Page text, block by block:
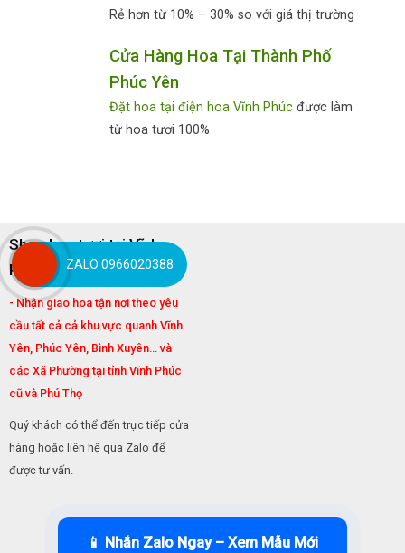
Rẻ hơn từ 10% – 30% so với giá thị trường
Cửa Hàng Hoa Tại Thành Phố
Phúc Yên
Đặt hoa tại điện hoa Vĩnh Phúcđược làm
từ hoa tươi 100%
Shop hoa tươi tại Vĩnh
Phúc, Phú Thọ:
- Nhận giao hoa tận nơi theo yêu
cầu tất cả cả khu vực quanh Vĩnh
Yên, Phúc Yên, Bình Xuyên... và
các Xã Phường tại tỉnh Vĩnh Phúc
cũ và Phú Thọ
Quý khách có thể đến trực tiếp cửa
hàng hoặc liên hệ qua Zalo để
được tư vấn.
📱 Nhắn Zalo Ngay – Xem Mẫu Mới
ZALO 0966020388